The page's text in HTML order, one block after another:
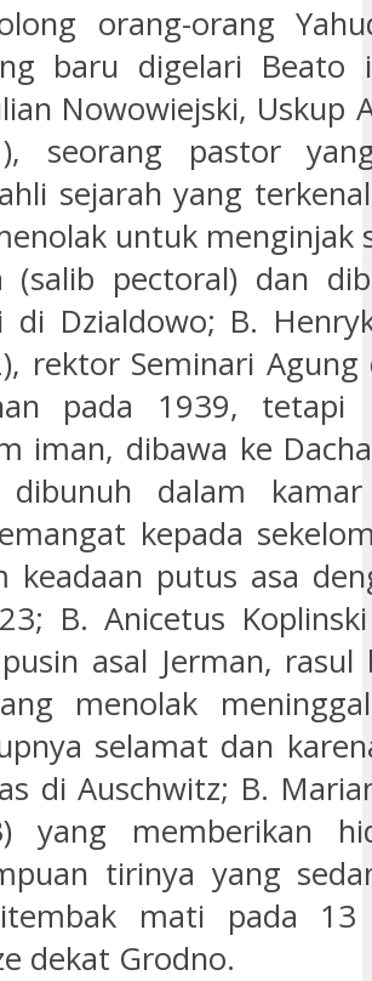
orang-orang
baru digelari Beato
Nowowiejski, Uskup
seorang pastor
sejarah yang
untuk menginjak
(salib pectoral) dan
di Dzialdowo; B.
rektor Seminari Agung
pada 1939, tetapi
iman, dibawa ke
dalam
kepada
keadaan putus asa
B. Anicetus
asal Jerman, rasul
menolak
selamat dan
di Auschwitz; B.
yang memberikan
tirinya yang
mati pada
dekat Grodno.